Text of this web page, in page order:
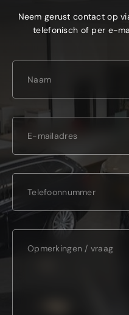
Neem gerust contact op
telefonisch of per e-